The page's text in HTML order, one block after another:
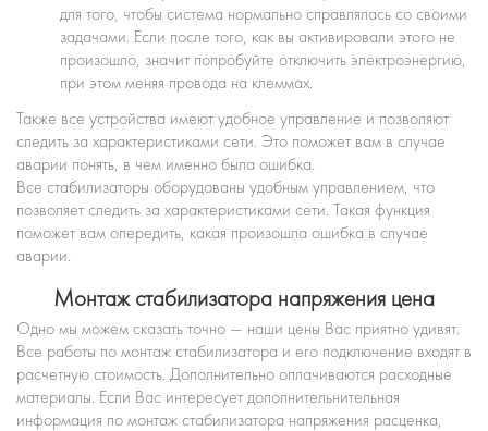
для того, чтобы система нормально справлялась со своими
задачами. Если после того, как вы активировали этого не
произошло, значит попробуйте отключить электроэнергию,
при этом меняя провода на клеммах.
Также все устройства имеют удобное управление и позволяют
следить за характеристиками сети. Это поможет вам в случае
аварии понять, в чем именно была ошибка.
Все стабилизаторы оборудованы удобным управлением, что
позволяет следить за характеристиками сети. Такая функция
поможет вам опередить, какая произошла ошибка в случае
аварии.
Монтаж стабилизатора напряжения цена
Одно мы можем сказать точно — наши цены Вас приятно удивят.
Все работы по монтаж стабилизатора и его подключение входят в
расчетную стоимость. Дополнительно оплачиваются расходные
материалы. Если Вас интересует дополнительнительная
информация по монтаж стабилизатора напряжения расценка,